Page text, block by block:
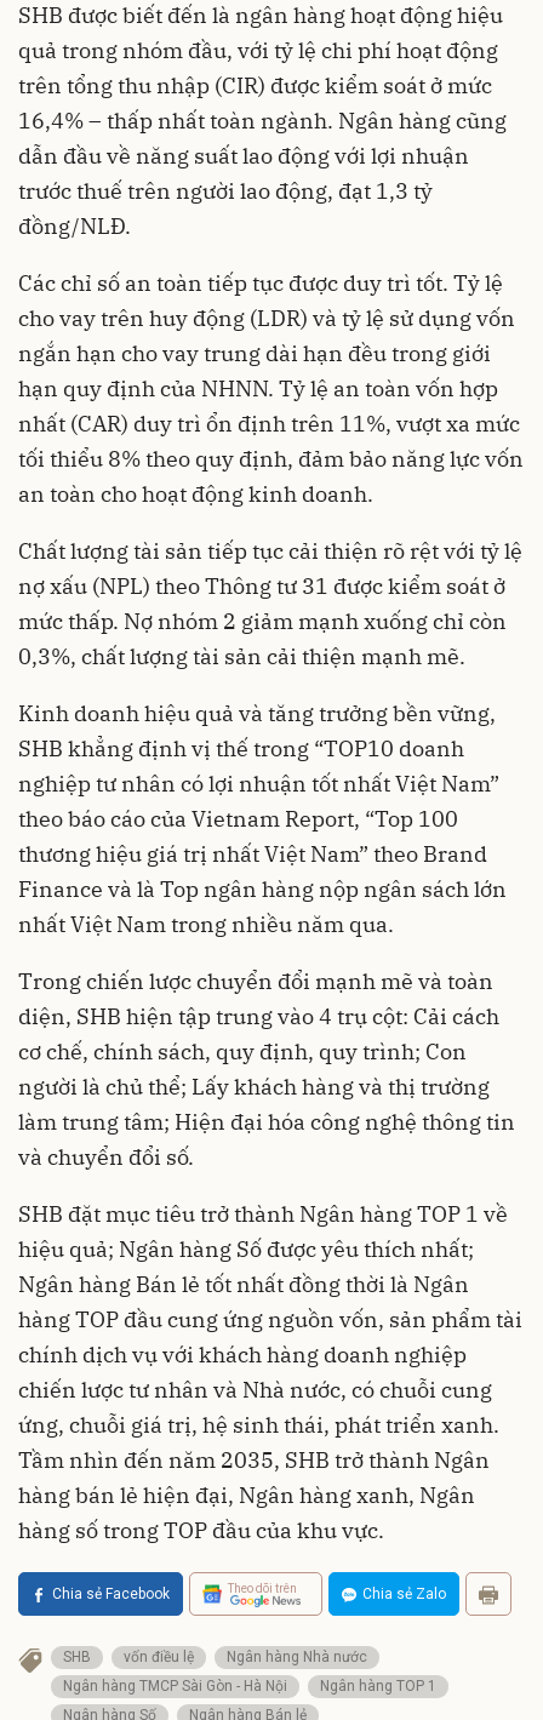
SHB được biết đến là ngân hàng hoạt động hiệu
quả trong nhóm đầu, với tỷ lệ chi phí hoạt động
trên tổng thu nhập (CIR) được kiểm soát ở mức
16,4% – thấp nhất toàn ngành. Ngân hàng cũng
dẫn đầu về năng suất lao động với lợi nhuận
trước thuế trên người lao động, đạt 1,3 tỷ
đồng/NLĐ.
Các chỉ số an toàn tiếp tục được duy trì tốt. Tỷ lệ
cho vay trên huy động (LDR) và tỷ lệ sử dụng vốn
ngắn hạn cho vay trung dài hạn đều trong giới
hạn quy định của NHNN. Tỷ lệ an toàn vốn hợp
nhất (CAR) duy trì ổn định trên 11%, vượt xa mức
tối thiểu 8% theo quy định, đảm bảo năng lực vốn
an toàn cho hoạt động kinh doanh.
Chất lượng tài sản tiếp tục cải thiện rõ rệt với tỷ lệ
nợ xấu (NPL) theo Thông tư 31 được kiểm soát ở
mức thấp. Nợ nhóm 2 giảm mạnh xuống chỉ còn
0,3%, chất lượng tài sản cải thiện mạnh mẽ.
Kinh doanh hiệu quả và tăng trưởng bền vững,
SHB khẳng định vị thế trong “TOP10 doanh
nghiệp tư nhân có lợi nhuận tốt nhất Việt Nam”
theo báo cáo của Vietnam Report, “Top 100
thương hiệu giá trị nhất Việt Nam” theo Brand
Finance và là Top ngân hàng nộp ngân sách lớn
nhất Việt Nam trong nhiều năm qua.
Trong chiến lược chuyển đổi mạnh mẽ và toàn
diện, SHB hiện tập trung vào 4 trụ cột: Cải cách
cơ chế, chính sách, quy định, quy trình; Con
người là chủ thể; Lấy khách hàng và thị trường
làm trung tâm; Hiện đại hóa công nghệ thông tin
và chuyển đổi số.
SHB đặt mục tiêu trở thành Ngân hàng TOP 1 về
hiệu quả; Ngân hàng Số được yêu thích nhất;
Ngân hàng Bán lẻ tốt nhất đồng thời là Ngân
hàng TOP đầu cung ứng nguồn vốn, sản phẩm tài
chính dịch vụ với khách hàng doanh nghiệp
chiến lược tư nhân và Nhà nước, có chuỗi cung
ứng, chuỗi giá trị, hệ sinh thái, phát triển xanh.
Tầm nhìn đến năm 2035, SHB trở thành Ngân
hàng bán lẻ hiện đại, Ngân hàng xanh, Ngân
hàng số trong TOP đầu của khu vực.
Chia sẻ Facebook Theo dõi trên Chia sẻ Zalo
SHB vốn điều lệ
Ngân hàng Nhà nước
Ngân hàng TMCP Sài Gòn - Hà Nội
Ngân hàng TOP 1
Ngân hàng Số
Ngân hàng Bán lẻ